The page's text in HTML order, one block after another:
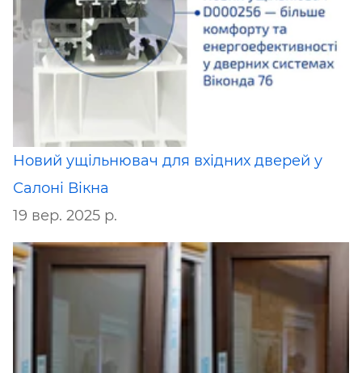
Новий ущільнювач для вхідних дверей у
Салоні Вікна
19 вер. 2025 р.